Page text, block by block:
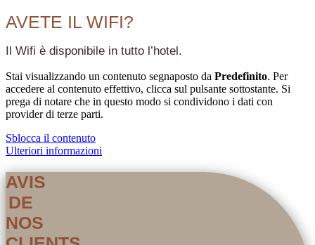
AVETE IL WIFI?
Il Wifi è disponibile in tutto l’hotel.
Stai visualizzando un contenuto segnaposto da Predefinito. Per
accedere al contenuto effettivo, clicca sul pulsante sottostante. Si
prega di notare che in questo modo si condividono i dati con
provider di terze parti.
Sblocca il contenuto
Ulteriori informazioni
AVIS
DE
NOS